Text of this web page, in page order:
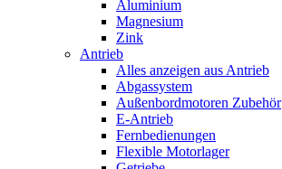
Aluminium
Magnesium
Zink
Antrieb
Alles anzeigen aus Antrieb
Abgassystem
Außenbordmotoren Zubehör
E-Antrieb
Fernbedienungen
Flexible Motorlager